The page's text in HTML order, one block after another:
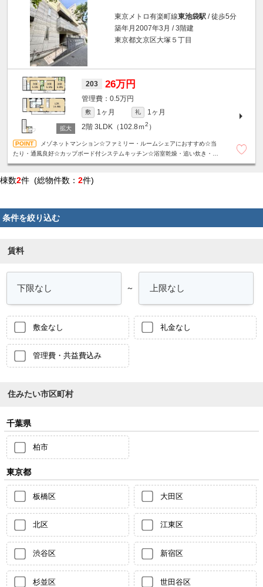
東京メトロ有楽町線東池袋駅 / 徒歩5分
築年月2007年3月 / 3階建
東京都文京区大塚５丁目
203 26万円
0.5万円
敷 1ヶ月 礼
1ヶ月
2階 3LDK（102.8ｍ2 ）
メゾネットマンション☆ファミリー・ルームシェアにおすすめ☆当
たり・通風良好☆カップボード付システムキッチン☆浴室乾燥・追い炊き・各
棟数2件 (総物件数： 2件)
条件を絞り込む
賃料
～
敷金なし 礼金なし
管理費・共益費込み
住みたい市区町村
千葉県
柏市
東京都
板橋区 大田区
北区 江東区
渋谷区 新宿区
杉並区 世田谷区